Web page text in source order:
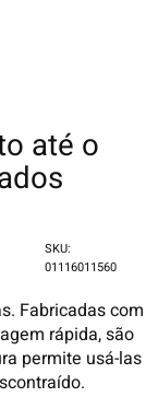
até o
SKU:
01116011560
Fabricadas com
rápida, são
permite usá-las